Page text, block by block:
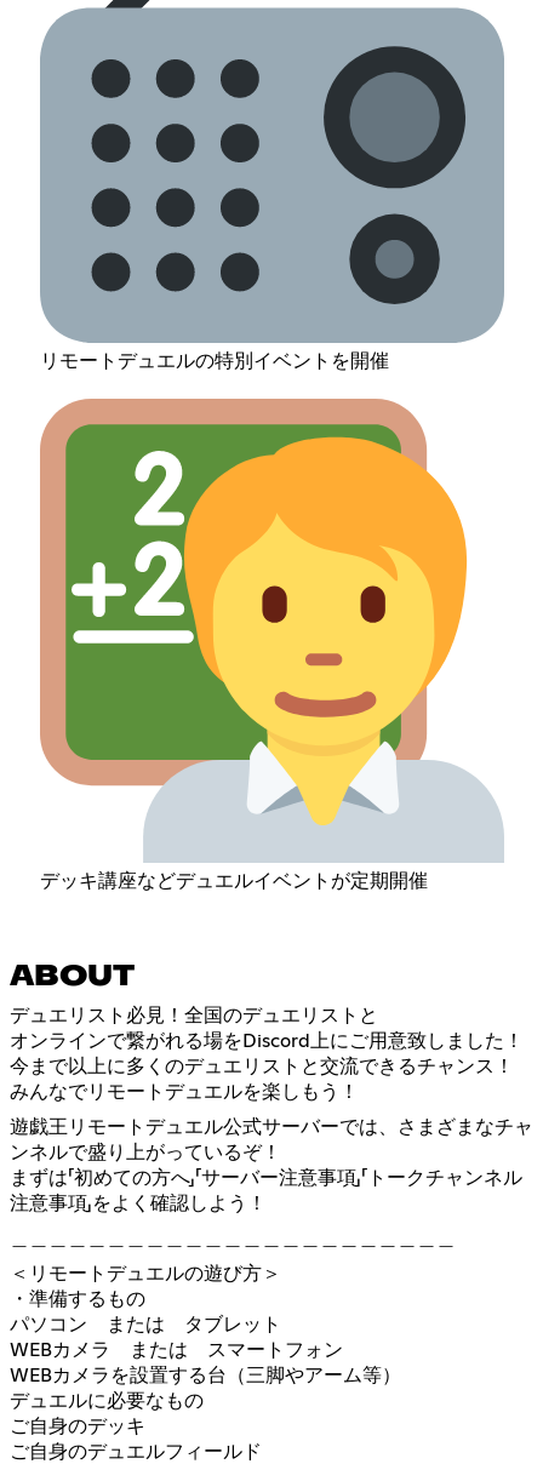
リモートデュエルの特別イベントを開催
デッキ講座などデュエルイベントが定期開催
ABOUT
デュエリスト必見！全国のデュエリストと
オンラインで繋がれる場をDiscord上にご用意致しました！
今まで以上に多くのデュエリストと交流できるチャンス！
みんなでリモートデュエルを楽しもう！
遊戯王リモートデュエル公式サーバーでは、さまざまなチャ
ンネルで盛り上がっているぞ！
まずは「初めての方へ」「サーバー注意事項」「トークチャンネル
注意事項」をよく確認しよう！
＜リモートデュエルの遊び方＞
・準備するもの
パソコン または タブレット
WEBカメラ または スマートフォン
WEBカメラを設置する台（三脚やアーム等）
デュエルに必要なもの
ご自身のデッキ
ご自身のデュエルフィールド